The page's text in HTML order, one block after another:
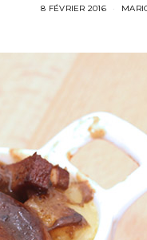
8 FÉVRIER 2016